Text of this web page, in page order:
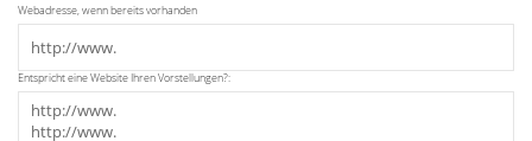
Webadresse, wenn bereits vorhanden
Entspricht eine Website Ihren Vorstellungen?: